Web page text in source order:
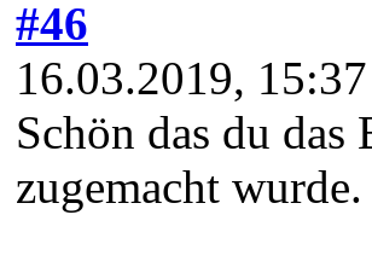
#46
16.03.2019, 15:37
Schön das du
zugemacht wurde.